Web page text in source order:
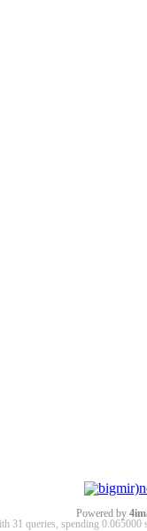
Powered by
31 queries, spending